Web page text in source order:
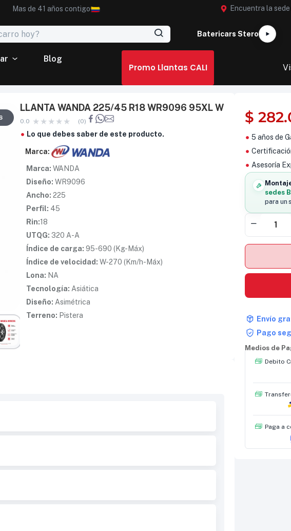
Mas de 41 años contigo Encuentra la
Batericars Stero
Blog
Promo Llantas CALI
LLANTA WANDA 225/45 R18 WR9096 95XL W
0.0 (0)
Lo que debes saber de este producto.
Marca:
Marca: WANDA
Diseño: WR9096
Ancho: 225
Perfil: 45
Rin:18
UTQG: 320 A-A
Índice de carga: 95-690 (Kg-Máx)
Índice de velocidad: W-270 (Km/h-Máx)
Lona: NA
Tecnología: Asiática
Diseño: Asimétrica
Terreno: Pistera
$
5 años de
Asesoría
sedes
para un
Envío
Pago
Medios de
Debito
Paga a